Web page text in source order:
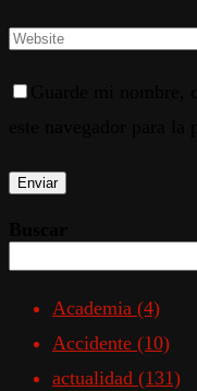
Academia (4)
Accidente (10)
actualidad (131)